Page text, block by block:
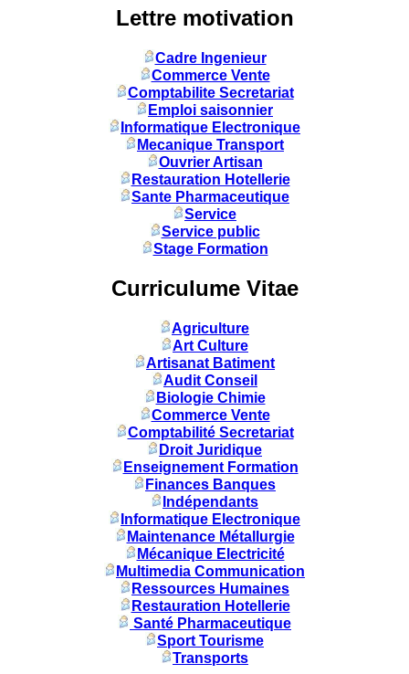
Lettre motivation
Cadre Ingenieur
Commerce Vente
Comptabilite Secretariat
Emploi saisonnier
Informatique Electronique
Mecanique Transport
Ouvrier Artisan
Restauration Hotellerie
Sante Pharmaceutique
Service
Service public
Stage Formation
Curriculume Vitae
Agriculture
Art Culture
Artisanat Batiment
Audit Conseil
Biologie Chimie
Commerce Vente
Comptabilité Secretariat
Droit Juridique
Enseignement Formation
Finances Banques
Indépendants
Informatique Electronique
Maintenance Métallurgie
Mécanique Electricité
Multimedia Communication
Ressources Humaines
Restauration Hotellerie
Santé Pharmaceutique
Sport Tourisme
Transports